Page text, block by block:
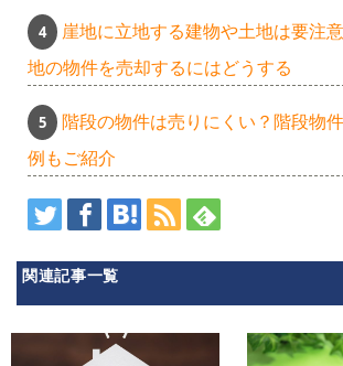
崖地に立地する建物や土地は要注
地の物件を売却するにはどうする
階段の物件は売りにくい？階段物
例もご紹介
関連記事一覧